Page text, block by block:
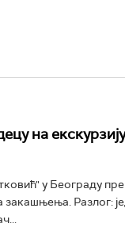
на
у Београду
Разлог: